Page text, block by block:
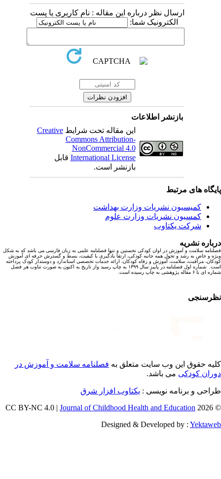
ارسال نظر درباره این مقاله : نام کاربری یا پست
الکترونیک شما:
بازنشر اطلاعات
این مقاله تحت شرایطCreative
Commons Attribution-
NonCommercial 4.0
International Licenseقابل
بازنشر است.
های مرتبط
کمیسیون نشریات وزارت بهداشت
کمسیون نشریات وزارت علوم
شرکت یکتاوب
نشریه
سلامت و آموزش در اوان کودکی نخستین و تنها فصلنامه علمی به زبان فارسی می باشد که به شکل
و خاص به رشد و تحول همه جانبه کودکی، ارتقا یادگیری با کیفیت، بسط و گسترش حرفه ای آموزش
مراقبت، سلامت، آموزش و رفاه کودکان، ارائه خدمات تخصصی استاندارد و دوستدار کودک پرداخته
است. شماره اول فصلنامه در پاییز سال ۱۳۹۹ به چاپ رسید واز تاریخ به اکنون به صورت تناوب هر فصل
۶ مقاله پژوهشی به چاپ رسیده است.
حقوق این وب سایت متعلق بهفصلنامه سلامت و آموزش در
کودکیمی باشد.
و برنامه نویسی : یکتاوب افزار شرق
©
Journal of Childhood Health and Education
Designed & Developed by :